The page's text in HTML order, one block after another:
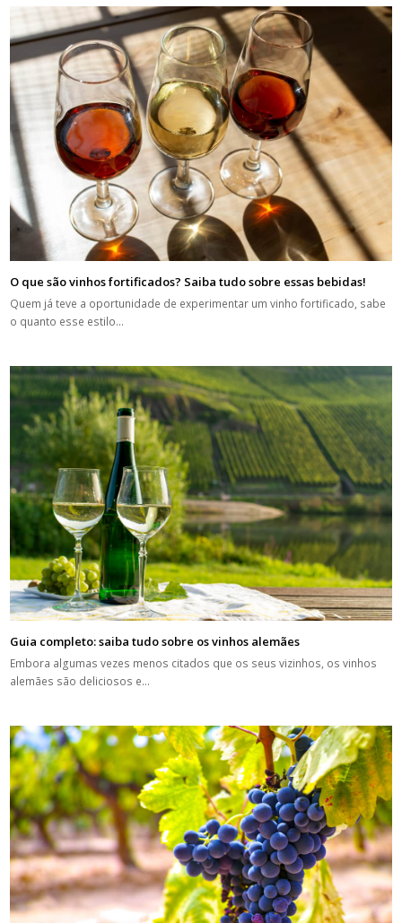
O que são vinhos fortificados? Saiba tudo sobre essas bebidas!
Quem já teve a oportunidade de experimentar um vinho fortificado, sabe
o quanto esse estilo…
Guia completo: saiba tudo sobre os vinhos alemães
Embora algumas vezes menos citados que os seus vizinhos, os vinhos
alemães são deliciosos e…